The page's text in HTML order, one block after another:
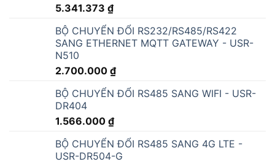
5.341.373 ₫
BỘ CHUYỂN ĐỔI RS232/RS485/RS422
SANG ETHERNET MQTT GATEWAY - USR-
N510
2.700.000 ₫
BỘ CHUYỂN ĐỔI RS485 SANG WIFI - USR-
DR404
1.566.000 ₫
BỘ CHUYỂN ĐỔI RS485 SANG 4G LTE -
USR-DR504-G